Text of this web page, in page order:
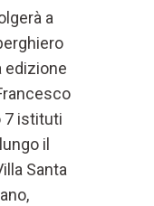
a
edizione
7 istituti
il
Santa